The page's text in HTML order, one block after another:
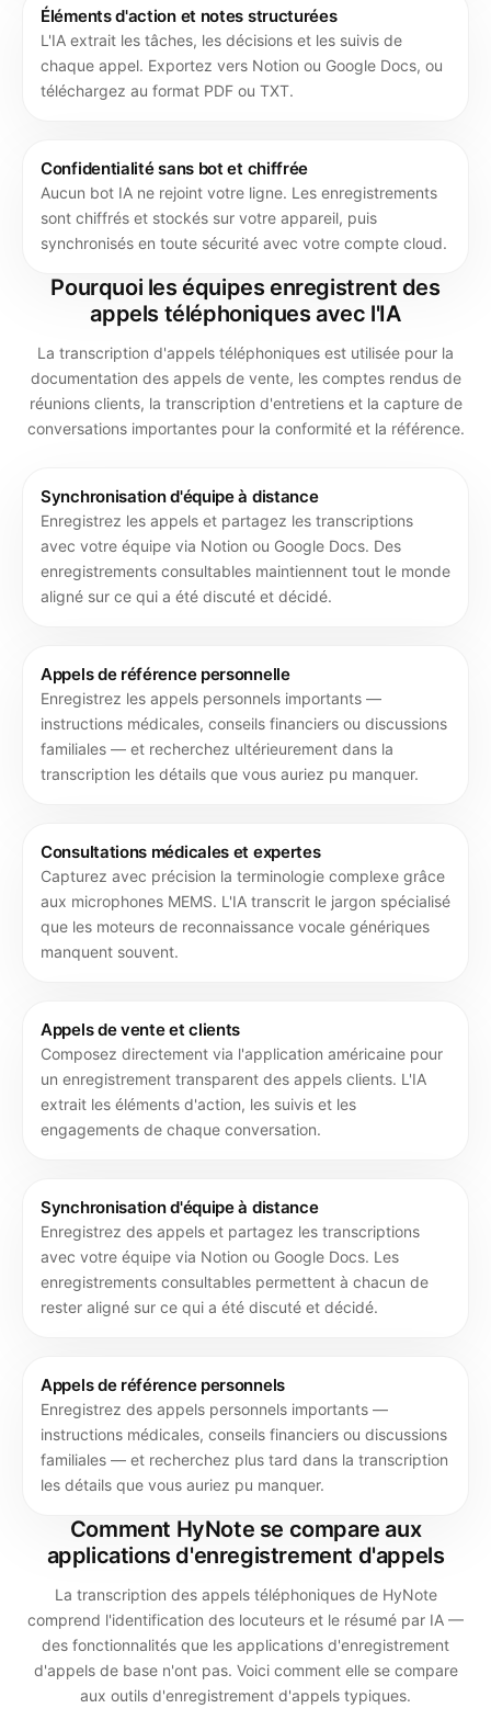
Éléments d'action et notes structurées
L'IA extrait les tâches, les décisions et les suivis de
chaque appel. Exportez vers Notion ou Google Docs, ou
téléchargez au format PDF ou TXT.
Confidentialité sans bot et chiffrée
Aucun bot IA ne rejoint votre ligne. Les enregistrements
sont chiffrés et stockés sur votre appareil, puis
synchronisés en toute sécurité avec votre compte cloud.
Pourquoi les équipes enregistrent des
appels téléphoniques avec l'IA
La transcription d'appels téléphoniques est utilisée pour la
documentation des appels de vente, les comptes rendus de
réunions clients, la transcription d'entretiens et la capture de
conversations importantes pour la conformité et la référence.
Synchronisation d'équipe à distance
Enregistrez les appels et partagez les transcriptions
avec votre équipe via Notion ou Google Docs. Des
enregistrements consultables maintiennent tout le monde
aligné sur ce qui a été discuté et décidé.
Appels de référence personnelle
Enregistrez les appels personnels importants —
instructions médicales, conseils financiers ou discussions
familiales — et recherchez ultérieurement dans la
transcription les détails que vous auriez pu manquer.
Consultations médicales et expertes
Capturez avec précision la terminologie complexe grâce
aux microphones MEMS. L'IA transcrit le jargon spécialisé
que les moteurs de reconnaissance vocale génériques
manquent souvent.
Appels de vente et clients
Composez directement via l'application américaine pour
un enregistrement transparent des appels clients. L'IA
extrait les éléments d'action, les suivis et les
engagements de chaque conversation.
Synchronisation d'équipe à distance
Enregistrez des appels et partagez les transcriptions
avec votre équipe via Notion ou Google Docs. Les
enregistrements consultables permettent à chacun de
rester aligné sur ce qui a été discuté et décidé.
Appels de référence personnels
Enregistrez des appels personnels importants —
instructions médicales, conseils financiers ou discussions
familiales — et recherchez plus tard dans la transcription
les détails que vous auriez pu manquer.
Comment HyNote se compare aux
applications d'enregistrement d'appels
La transcription des appels téléphoniques de HyNote
comprend l'identification des locuteurs et le résumé par IA —
des fonctionnalités que les applications d'enregistrement
d'appels de base n'ont pas. Voici comment elle se compare
aux outils d'enregistrement d'appels typiques.